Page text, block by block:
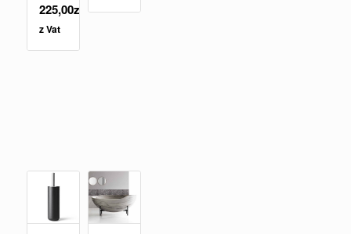
225,00zł
z Vat